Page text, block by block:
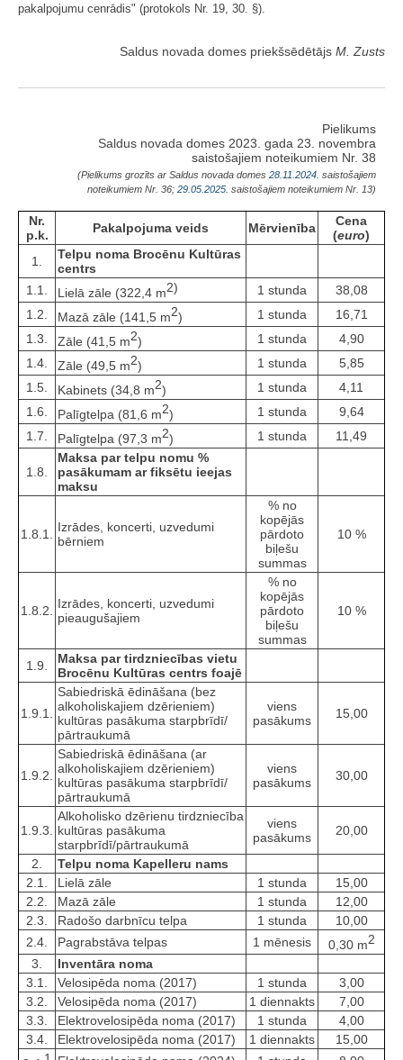
pakalpojumu cenrādis" (protokols Nr. 19, 30. §).
Saldus novada domes priekšsēdētājs M. Zusts
Pielikums
Saldus novada domes 2023. gada 23. novembra
saistošajiem noteikumiem Nr. 38
(Pielikums grozīts ar Saldus novada domes 28.11.2024. saistošajiem
noteikumiem Nr. 36; 29.05.2025. saistošajiem noteikumiem Nr. 13)
Nr.
p.k.
Pakalpojuma veids Mērvienība
Cena
(euro)
1.
Telpu noma Brocēnu Kultūras
centrs
1.1.
Lielā zāle (322,4 m2) 1 stunda
38,08
1.2.
Mazā zāle (141,5 m2) 1 stunda
16,71
1.3.
Zāle (41,5 m2) 1 stunda
4,90
1.4.
Zāle (49,5 m2) 1 stunda
5,85
1.5.
Kabinets (34,8 m2) 1 stunda
4,11
1.6.
Palīgtelpa (81,6 m2) 1 stunda
9,64
1.7.
Palīgtelpa (97,3 m2) 1 stunda 11,49
1.8.
Maksa par telpu nomu %
pasākumam ar fiksētu ieejas
maksu
1.8.1. Izrādes, koncerti, uzvedumi
bērniem
% no
kopējās
pārdoto
biļešu
summas
10 %
1.8.2. Izrādes, koncerti, uzvedumi
pieaugušajiem
% no
kopējās
pārdoto
biļešu
summas
10 %
1.9.
Maksa par tirdzniecības vietu
Brocēnu Kultūras centrs foajē
1.9.1.
Sabiedriskā ēdināšana (bez
alkoholiskajiem dzērieniem)
kultūras pasākuma starpbrīdī/
pārtraukumā
viens
pasākums
15,00
1.9.2.
Sabiedriskā ēdināšana (ar
alkoholiskajiem dzērieniem)
kultūras pasākuma starpbrīdī/
pārtraukumā
viens
pasākums
30,00
1.9.3.
Alkoholisko dzērienu tirdzniecība
kultūras pasākuma
starpbrīdī/pārtraukumā
viens
pasākums
20,00
2.
Telpu noma Kapelleru nams
2.1.
Lielā zāle 1 stunda
15,00
2.2.
Mazā zāle 1 stunda
12,00
2.3.
Radošo darbnīcu telpa 1 stunda
10,00
2.4.
Pagrabstāva telpas 1 mēnesis 0,30 m2
3.
Inventāra noma
3.1.
Velosipēda noma (2017) 1 stunda
3,00
3.2.
Velosipēda noma (2017) 1 diennakts
7,00
3.3.
Elektrovelosipēda noma (2017) 1 stunda
4,00
3.4.
Elektrovelosipēda noma (2017) 1 diennakts
15,00